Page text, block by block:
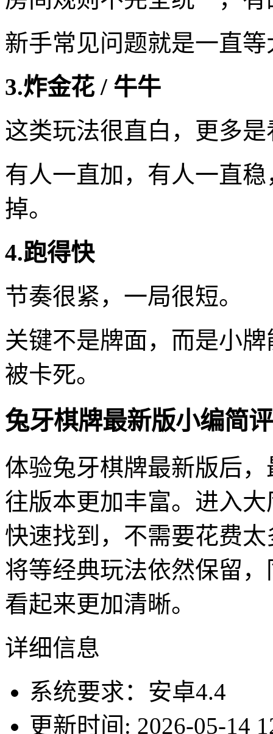
新手常见问题就是一直
3.炸金花 / 牛牛
这类玩法很直白，更多
有人一直加，有人一直
掉。
4.跑得快
节奏很紧，一局很短。
关键不是牌面，而是小
被卡死。
兔牙棋牌最新版小编简评
体验兔牙棋牌最新版后
往版本更加丰富。进入
快速找到，不需要花费
将等经典玩法依然保留
看起来更加清晰。
详细信息
系统要求：安卓4.4
更新时间: 2026-05-14